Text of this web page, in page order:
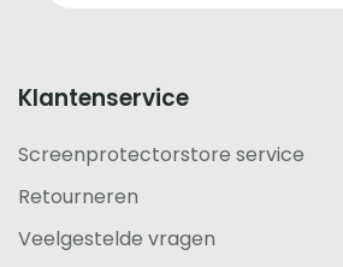
Klantenservice
Screenprotectorstore service
Retourneren
Veelgestelde vragen